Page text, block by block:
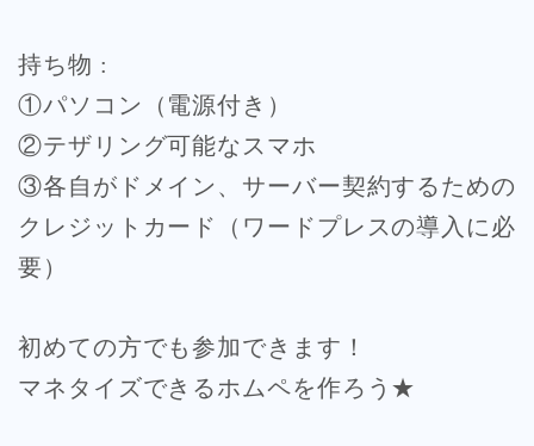
持ち物 :
①パソコン（電源付き）
②テザリング可能なスマホ
③各自がドメイン、サーバー契約するための
クレジットカード（ワードプレスの導入に必
要）
初めての方でも参加できます！
マネタイズできるホムペを作ろう★